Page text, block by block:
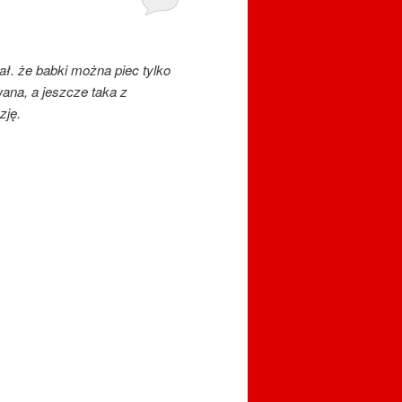
że babki można piec tylko
a jeszcze taka z